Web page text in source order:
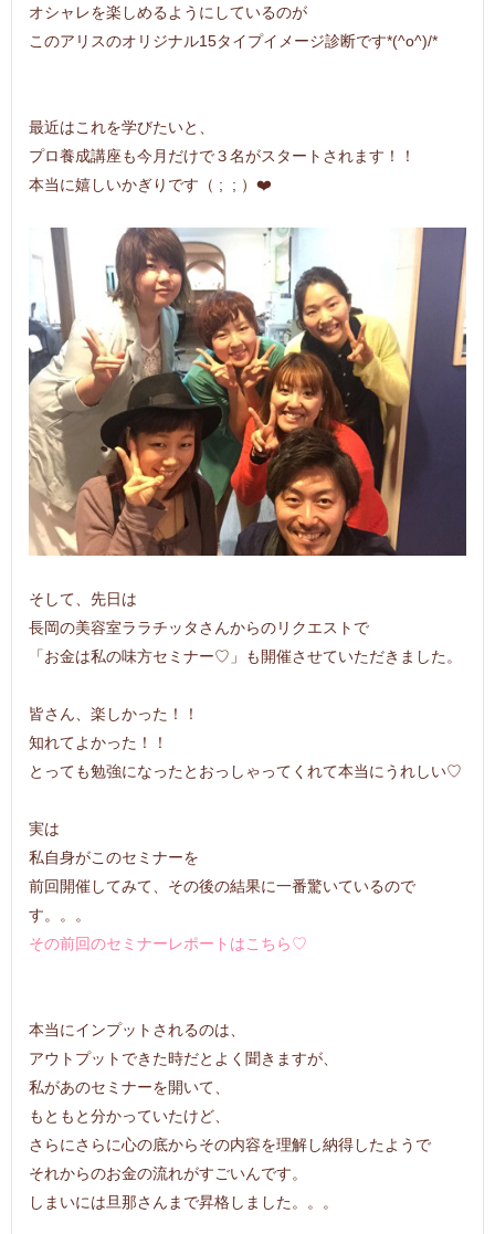
オシャレを楽しめるようにしているのが
このアリスのオリジナル15タイプイメージ診断です*(^o^)/*
最近はこれを学びたいと、
プロ養成講座も今月だけで３名がスタートされます！！
本当に嬉しいかぎりです（ ; ; ）❤️
そして、先日は
長岡の美容室ララチッタさんからのリクエストで
「お金は私の味方セミナー♡」も開催させていただきました。
皆さん、楽しかった！！
知れてよかった！！
とっても勉強になったとおっしゃってくれて本当にうれしい♡
実は
私自身がこのセミナーを
前回開催してみて、その後の結果に一番驚いているので
す。。。
その前回のセミナーレポートはこちら♡
本当にインプットされるのは、
アウトプットできた時だとよく聞きますが、
私があのセミナーを開いて、
もともと分かっていたけど、
さらにさらに心の底からその内容を理解し納得したようで
それからのお金の流れがすごいんです。
しまいには旦那さんまで昇格しました。。。